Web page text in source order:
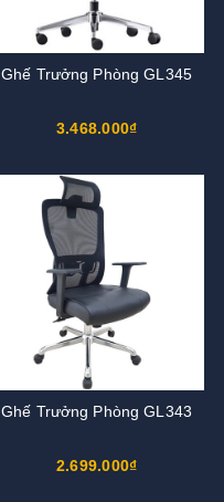
Ghế Trưởng Phòng GL345
3.468.000₫
Ghế Trưởng Phòng GL343
2.699.000₫